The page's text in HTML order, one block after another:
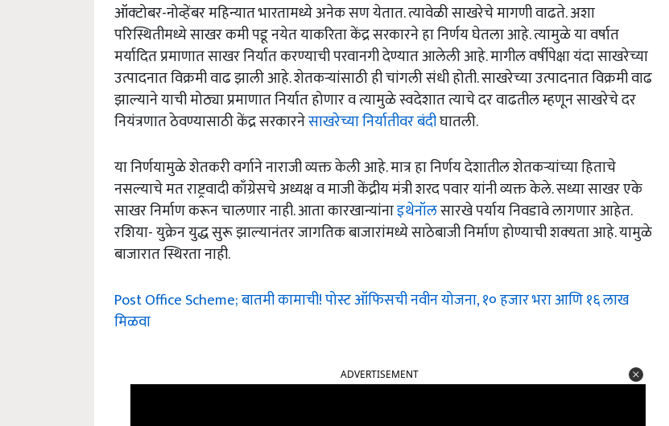
ऑक्‍टोबर-नोव्हेंबर महिन्यात भारतामध्ये अनेक सण येतात. त्यावेळी साखरेचे मागणी वाढते. अशा
परिस्थितीमध्ये साखर कमी पडू नयेत याकरिता केंद्र सरकारने हा निर्णय घेतला आहे. त्यामुळे या वर्षात
मर्यादित प्रमाणात साखर निर्यात करण्याची परवानगी देण्यात आलेली आहे. मागील वर्षीपेक्षा यंदा साखरेच्या
उत्पादनात विक्रमी वाढ झाली आहे. शेतकऱ्यांसाठी ही चांगली संधी होती. साखरेच्या उत्पादनात विक्रमी वाढ
झाल्याने याची मोठ्या प्रमाणात निर्यात होणार व त्यामुळे स्वदेशात त्याचे दर वाढतील म्हणून साखरेचे दर
नियंत्रणात ठेवण्यासाठी केंद्र सरकारनेसाखरेच्या निर्यातीवर बंदीघातली.
या निर्णयामुळे शेतकरी वर्गाने नाराजी व्यक्त केली आहे. मात्र हा निर्णय देशातील शेतकऱ्यांच्या हिताचे
नसल्याचे मत राष्ट्रवादी काँग्रेसचे अध्यक्ष व माजी केंद्रीय मंत्री शरद पवार यांनी व्यक्त केले. सध्या साखर एके
साखर निर्माण करून चालणार नाही. आता कारखान्यांनाइथेनॉलसारखे पर्याय निवडावे लागणार आहेत.
रशिया- युक्रेन युद्ध सुरू झाल्यानंतर जागतिक बाजारांमध्ये साठेबाजी निर्माण होण्याची शक्‍यता आहे. यामुळे
बाजारात स्थिरता नाही.
Post Office Scheme; बातमी कामाची! पोस्ट ऑफिसची नवीन योजना, १० हजार भरा आणि १६ लाख
मिळवा